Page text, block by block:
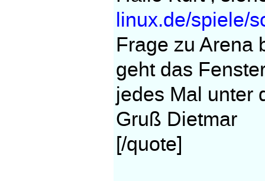
linux.de/spiele/
Frage zu Arena
geht das
jedes Mal unter
Gruß Dietmar
[/quote]